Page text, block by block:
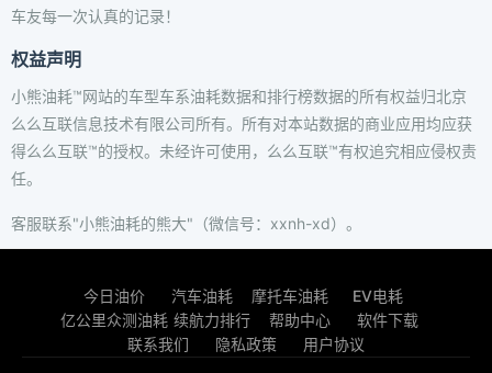
车友每一次认真的记录！
权益声明
小熊油耗™网站的车型车系油耗数据和排行榜数据的所有权益归北京
么么互联信息技术有限公司所有。所有对本站数据的商业应用均应获
得么么互联™的授权。未经许可使用，么么互联™有权追究相应侵权责
任。
客服联系"小熊油耗的熊大"（微信号：xxnh-xd）。
今日油价 汽车油耗 摩托车油耗
EV电耗
亿公里众测油耗 续航力排行 帮助中心
软件下载
联系我们
隐私政策 用户协议